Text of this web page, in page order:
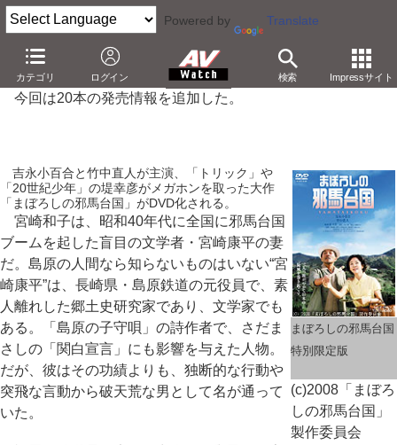
Powered by Translate
カテゴリ ログイン 検索 Impressサイト
「DVD発売日一覧」2月25日の更新情報
今回は20本の発売情報を追加した。
まぼろしの邪馬台国
特別限定版
(c)2008「まぼろ
しの邪馬台国」
製作委員会
吉永小百合と竹中直人が主演、「トリック」や
「20世紀少年」の堤幸彦がメガホンを取った大作
「まぼろしの邪馬台国」がDVD化される。
宮崎和子は、昭和40年代に全国に邪馬台国
ブームを起した盲目の文学者・宮崎康平の妻
だ。島原の人間なら知らないものはいない“宮
崎康平”は、長崎県・島原鉄道の元役員で、素
人離れした郷土史研究家であり、文学家でも
ある。「島原の子守唄」の詩作者で、さだま
さしの「関白宣言」にも影響を与えた人物。
だが、彼はその功績よりも、独断的な行動や
突飛な言動から破天荒な男として名が通って
いた。